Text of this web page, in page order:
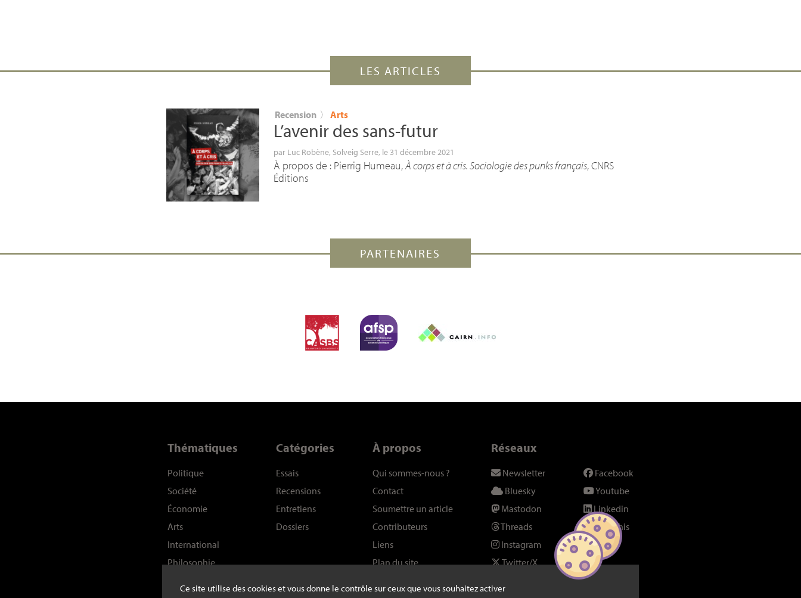
Ce site utilise des cookies et vous donne le contrôle sur ceux que vous souhaitez activer
LES ARTICLES
Recension 〉 Arts
L’avenir des sans-futur
par Luc Robène, Solveig Serre, le 31 décembre 2021
À propos de : Pierrig Humeau,À corps et à cris. Sociologie des punks français,CNRS
Éditions
PARTENAIRES
Thématiques
Politique
Société
Économie
Arts
International
Philosophie
Catégories
Essais
Recensions
Entretiens
Dossiers
À propos
Qui sommes-nous ?
Contact
Soumettre un article
Contributeurs
Liens
Plan du site
Réseaux
Newsletter
Bluesky
Mastodon
Threads
Instagram
Twitter/X
Facebook
Youtube
Linkedin
SeenThis
Fil RSS